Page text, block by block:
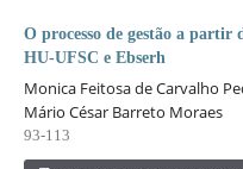
O processo de gestão a
HU-UFSC e Ebserh
Monica Feitosa de Carvalho
Mário César Barreto Moraes
93-113